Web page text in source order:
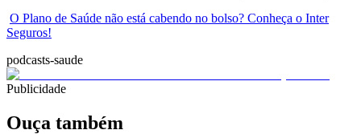
O Plano de Saúde não está cabendo no bolso? Conheça o Inter
Seguros!
podcasts-saude
Publicidade
Ouça também